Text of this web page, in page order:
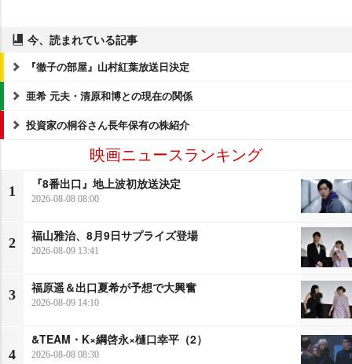
今、読まれている記事
『徹子の部屋』山村紅葉放送日決定
亜希 元夫・清原和博との現在の関係
投資家の桐谷さん長年保有の株紹介
映画ニュースランキング
1
『8番出口』地上波初放送決定
2026-08-08 08:00
2
福山雅治、8月9日サプライズ登場
2026-08-09 13:41
3
福原遥＆出口夏希が予想で大興奮
2026-08-09 14:10
4
&TEAM・K×綱啓永×樋口幸平（2）
2026-08-08 08:30